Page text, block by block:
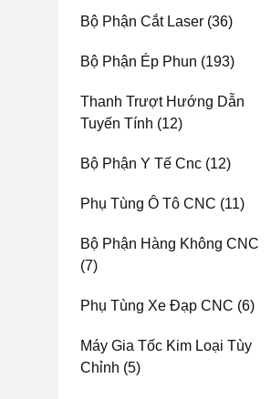
Bộ Phận Cắt Laser (36)
Bộ Phận Ép Phun (193)
Thanh Trượt Hướng Dẫn
Tuyến Tính (12)
Bộ Phận Y Tế Cnc (12)
Phụ Tùng Ô Tô CNC (11)
Bộ Phận Hàng Không CNC
(7)
Phụ Tùng Xe Đạp CNC (6)
Máy Gia Tốc Kim Loại Tùy
Chỉnh (5)